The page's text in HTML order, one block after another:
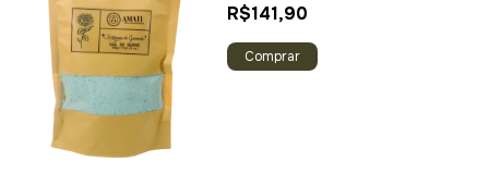
R$141,90